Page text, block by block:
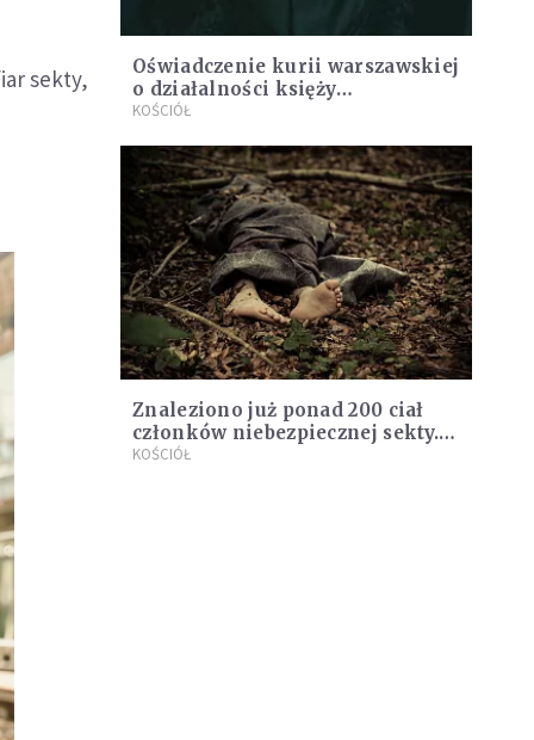
sekty,
Oświadczenie kurii warszawskiej
o działalności księży
Kadzińskiego i Gomulskiego
KOŚCIÓŁ
Znaleziono już ponad 200 ciał
członków niebezpiecznej sekty.
Zagłodzili się na śmierć, by
KOŚCIÓŁ